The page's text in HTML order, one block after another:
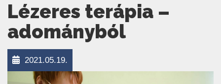
Lézeres terápia –
adományból
2021.05.19.